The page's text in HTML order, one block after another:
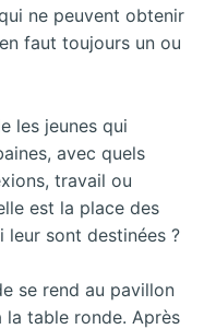
ne peuvent obtenir
faut toujours un ou
les jeunes qui
avec quels
travail ou
est la place des
leur sont destinées ?
se rend au pavillon
la table ronde. Après